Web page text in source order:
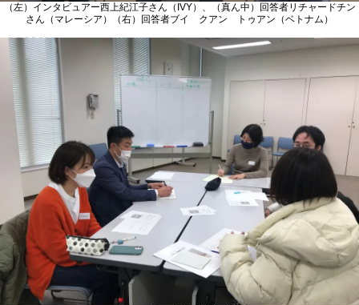
（左）インタビュアー西上紀江子さん（IVY）、（真ん中）回答者リチャードチン
さん（マレーシア）（右）回答者ブイ クアン トゥアン（ベトナム）